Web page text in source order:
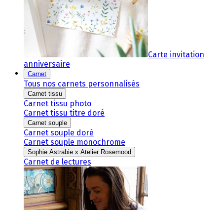
Carte invitation
anniversaire
Carnet
Tous nos carnets personnalisés
Carnet tissu
Carnet tissu photo
Carnet tissu titre doré
Carnet souple
Carnet souple doré
Carnet souple monochrome
Sophie Astrabie x Atelier Rosemood
Carnet de lectures